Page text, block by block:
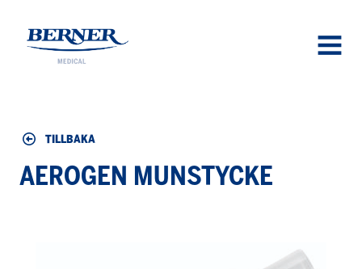
TILLBAKA
AEROGEN MUNSTYCKE